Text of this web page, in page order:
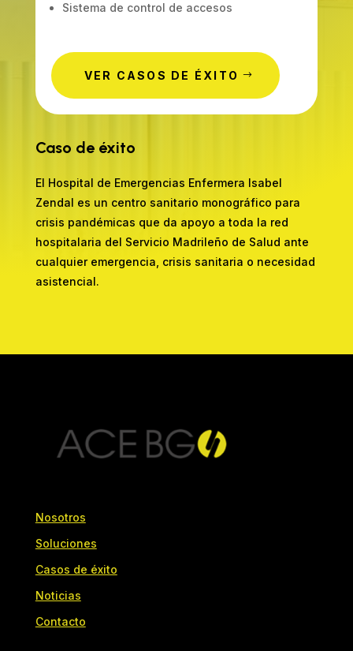
Sistema de control de accesos
VER CASOS DE ÉXITO
Caso de éxito
El Hospital de Emergencias Enfermera Isabel
Zendal es un centro sanitario monográfico para
crisis pandémicas que da apoyo a toda la red
hospitalaria del Servicio Madrileño de Salud ante
cualquier emergencia, crisis sanitaria o necesidad
asistencial.
Nosotros
Soluciones
Casos de éxito
Noticias
Contacto